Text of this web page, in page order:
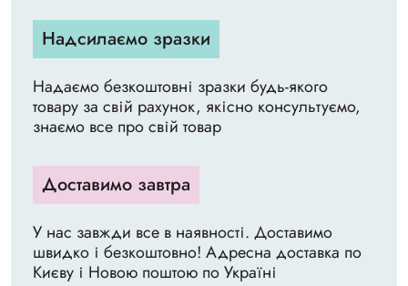
Надсилаємо зразки
Надаємо безкоштовні зразки будь-якого
товару за свій рахунок, якісно консультуємо,
знаємо все про свій товар
Доставимо завтра
У нас завжди все в наявності. Доставимо
швидко і безкоштовно! Адресна доставка по
Києву і Новою поштою по Україні